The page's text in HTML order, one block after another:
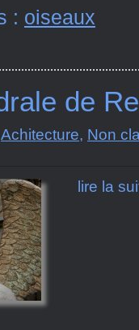
: oiseaux
de
Achitecture, Non
lire la